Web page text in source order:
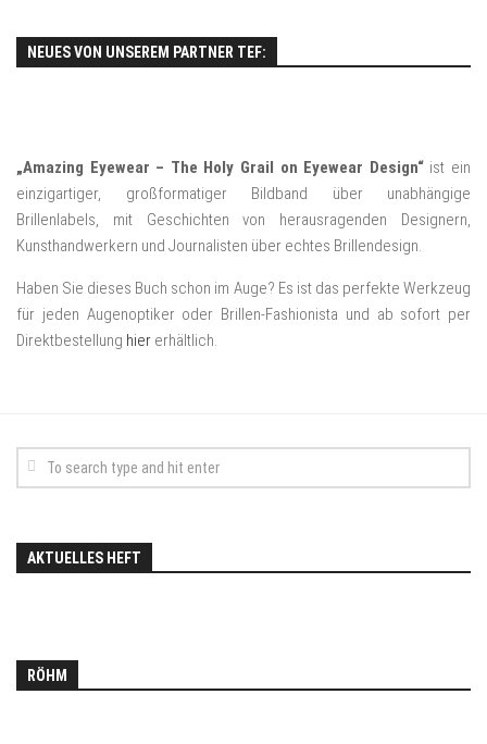
NEUES VON UNSEREM PARTNER TEF:
„Amazing Eyewear – The Holy Grail on Eyewear Design“ist ein
einzigartiger, großformatiger Bildband über unabhängige
Brillenlabels, mit Geschichten von herausragenden Designern,
Kunsthandwerkern und Journalisten über echtes Brillendesign.
Haben Sie dieses Buch schon im Auge? Es ist das perfekte Werkzeug
für jeden Augenoptiker oder Brillen-Fashionista und ab sofort per
Direktbestellung hier erhältlich.
AKTUELLES HEFT
RÖHM